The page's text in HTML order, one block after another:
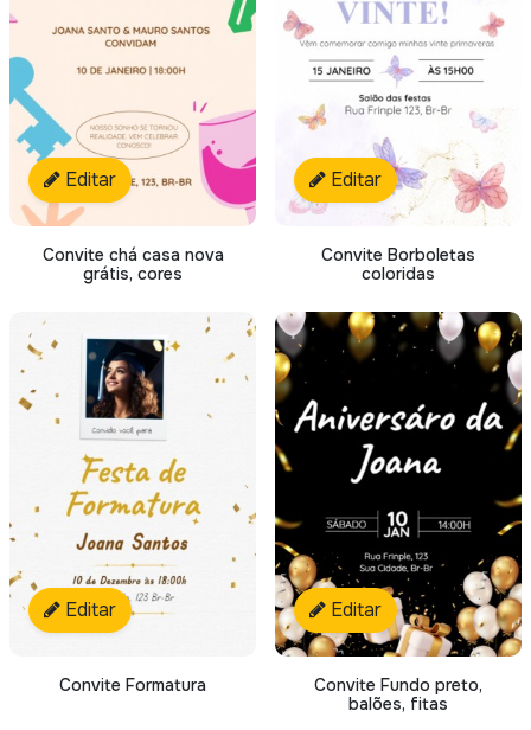
Editar
Convite chá casa nova
grátis, cores
Editar
Convite Borboletas
coloridas
Editar
Convite Formatura
Editar
Convite Fundo preto,
balões, fitas